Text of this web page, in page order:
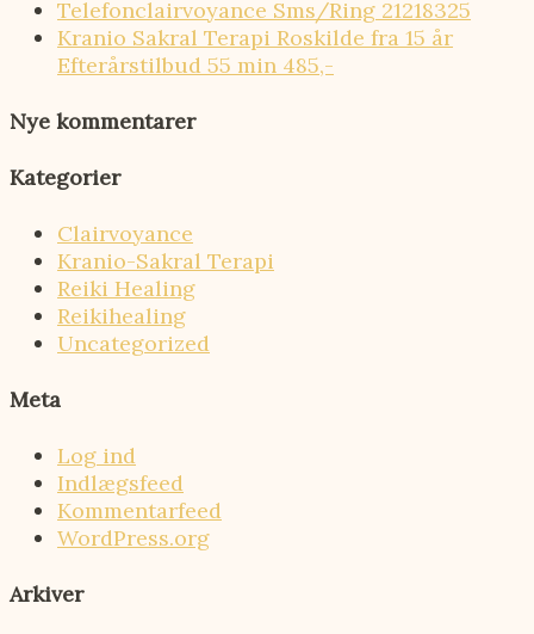
Telefonclairvoyance Sms/Ring 21218325
Kranio Sakral Terapi Roskilde fra 15 år
Efterårstilbud 55 min 485,-
Nye kommentarer
Kategorier
Clairvoyance
Kranio-Sakral Terapi
Reiki Healing
Reikihealing
Uncategorized
Meta
Log ind
Indlægsfeed
Kommentarfeed
WordPress.org
Arkiver